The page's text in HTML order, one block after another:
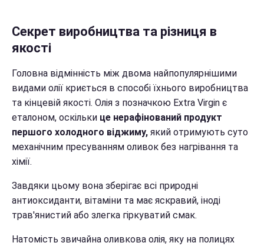
Секрет виробництва та різниця в
якості
Головна відмінність між двома найпопулярнішими
видами олії криється в способі їхнього виробництва
та кінцевій якості. Олія з позначкою Extra Virgin є
еталоном, оскільки це нерафінований продукт
першого холодного віджиму, який отримують суто
механічним пресуванням оливок без нагрівання та
хімії.
Завдяки цьому вона зберігає всі природні
антиоксиданти, вітаміни та має яскравий, іноді
трав'янистий або злегка гіркуватий смак.
Натомість звичайна оливкова олія, яку на полицях